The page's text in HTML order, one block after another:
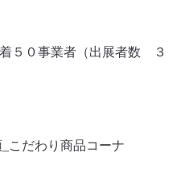
０事業者（出展者数 ３
こだわり商品コーナ